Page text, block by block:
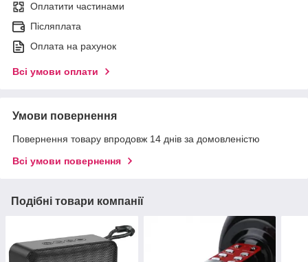
Оплатити частинами
Післяплата
Оплата на рахунок
Всі умови оплати
Умови повернення
Повернення товару впродовж 14 днів за домовленістю
Всі умови повернення
Подібні товари компанії